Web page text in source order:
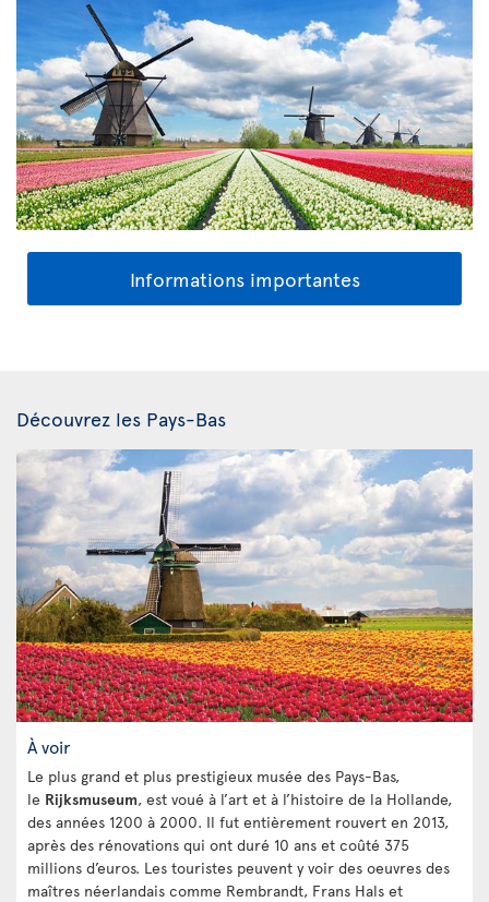
Informations importantes
Découvrez les Pays-Bas
À voir
Le plus grand et plus prestigieux musée des Pays-Bas,
le Rijksmuseum, est voué à l’art et à l’histoire de la Hollande,
des années 1200 à 2000. Il fut entièrement rouvert en 2013,
après des rénovations qui ont duré 10 ans et coûté 375
millions d’euros. Les touristes peuvent y voir des oeuvres des
maîtres néerlandais comme Rembrandt, Frans Hals et